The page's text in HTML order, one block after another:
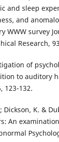
and sleep
and
WWW survey
Research,
of
to auditory
123-132.
Dickson, K. &
An